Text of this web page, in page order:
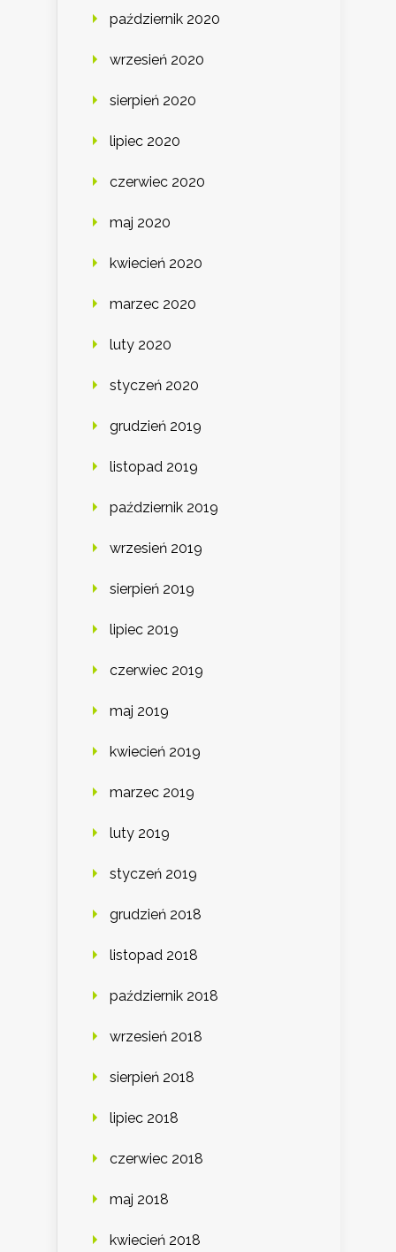
październik 2020
wrzesień 2020
sierpień 2020
lipiec 2020
czerwiec 2020
maj 2020
kwiecień 2020
marzec 2020
luty 2020
styczeń 2020
grudzień 2019
listopad 2019
październik 2019
wrzesień 2019
sierpień 2019
lipiec 2019
czerwiec 2019
maj 2019
kwiecień 2019
marzec 2019
luty 2019
styczeń 2019
grudzień 2018
listopad 2018
październik 2018
wrzesień 2018
sierpień 2018
lipiec 2018
czerwiec 2018
maj 2018
kwiecień 2018